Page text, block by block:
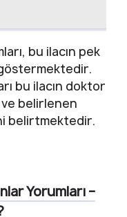
bu ilacın pek
bu ilacın doktor
ve belirlenen
belirtmektedir.
Yorumları –